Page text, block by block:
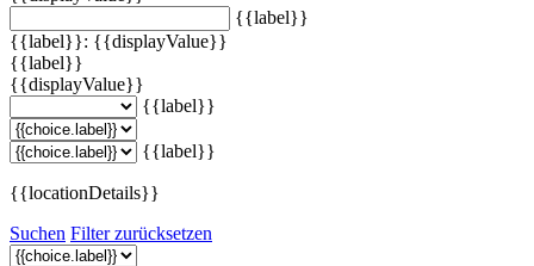
{{label}}
{{label}}: {{displayValue}}
{{label}}
{{displayValue}}
{{label}}
{{label}}
{{locationDetails}}
Suchen Filter zurücksetzen